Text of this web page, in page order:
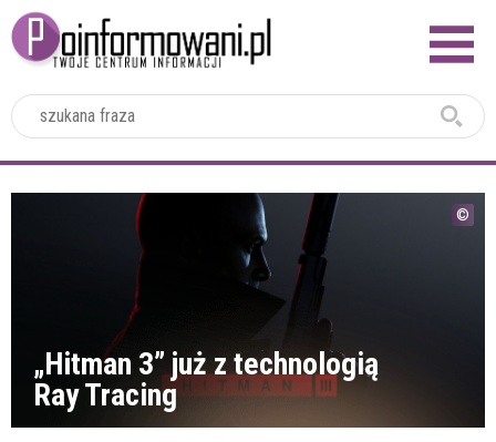
„Hitman 3” już z technologią
Ray Tracing